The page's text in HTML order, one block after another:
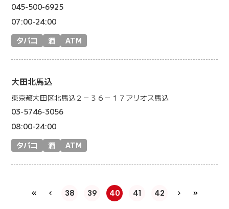
045-500-6925
07:00-24:00
タバコ
酒 ATM
大田北馬込
東京都大田区北馬込２－３６－１７アリオス馬込
03-5746-3056
08:00-24:00
タバコ
酒 ATM
38 39 40 41 42